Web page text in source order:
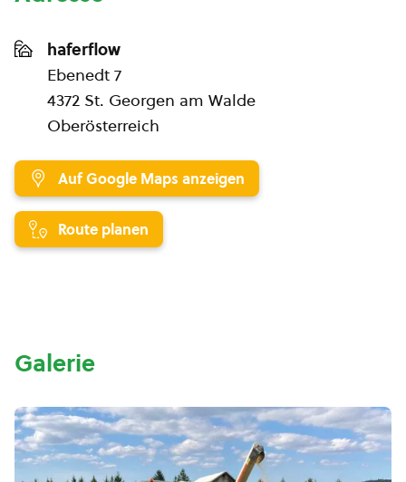
haferflow
Ebenedt 7
4372 St. Georgen am Walde
Oberösterreich
Auf Google Maps anzeigen
Route planen
Galerie